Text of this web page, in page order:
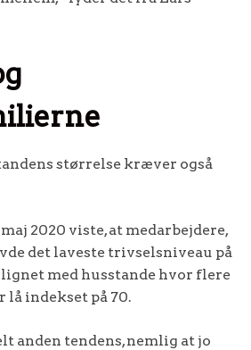
størrelse kræver også
2020 viste, at medarbejdere,
det laveste trivselsniveau på
med husstande hvor flere
lå indekset på 70.
anden tendens, nemlig at jo